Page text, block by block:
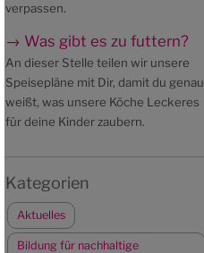
verpassen.
→ Was gibt es zu futtern?
An dieser Stelle teilen wir unsere
Speisepläne mit Dir, damit du genau
weißt, was unsere Köche Leckeres
für deine Kinder zaubern.
Kategorien
Aktuelles
Bildung für nachhaltige